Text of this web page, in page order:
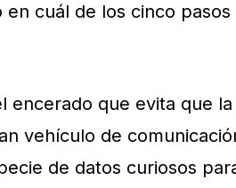
en cuál de los cinco
encerado que evita que
vehículo de
de datos curiosos